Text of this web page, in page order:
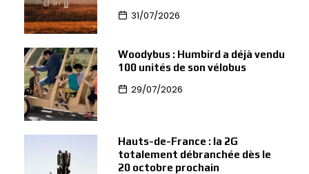
31/07/2026
Woodybus : Humbird a déjà vendu
100 unités de son vélobus
29/07/2026
Hauts-de-France : la 2G
totalement débranchée dès le
20 octobre prochain